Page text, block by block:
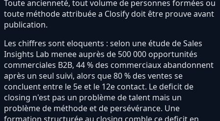
Toute ancienneté, tout volume de personnes formées ou
toute méthode attribuée a Closify doit être prouve avant
publication.
Les chiffres sont eloquents : selon une étude de Sales
Insights Lab menee auprès de 500 000 opportunités
commerciales B2B, 44 % des commerciaux abandonnent
après un seul suivi, alors que 80 % des ventes se
concluent entre le 5e et le 12e contact. Le deficit de
closing n'est pas un problème de talent mais un
problème de méthode et de persévérance. Une
formation structurée au closing comble ce deficit en